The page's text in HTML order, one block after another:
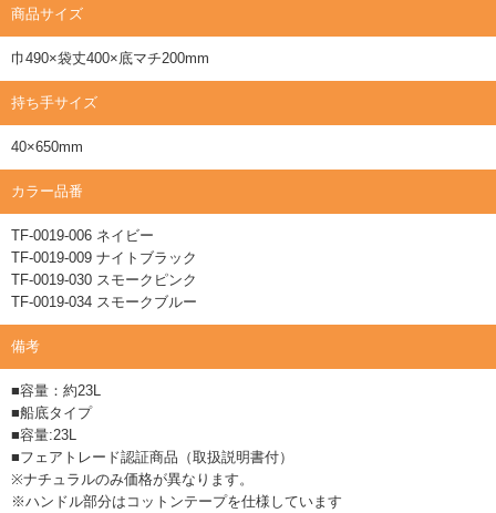
商品サイズ
巾490×袋丈400×底マチ200mm
持ち手サイズ
40×650mm
カラー品番
TF-0019-006 ネイビー
TF-0019-009 ナイトブラック
TF-0019-030 スモークピンク
TF-0019-034 スモークブルー
備考
■容量：約23L
■船底タイプ
■容量:23L
■フェアトレード認証商品（取扱説明書付）
※ナチュラルのみ価格が異なります。
※ハンドル部分はコットンテープを仕様しています